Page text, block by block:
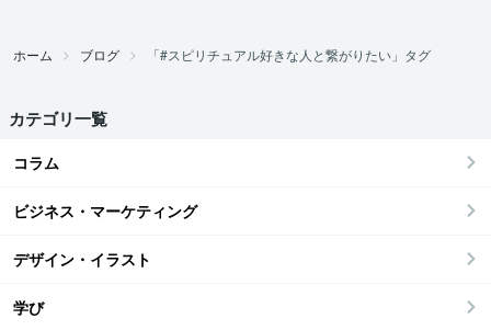
ホーム ブログ 「#スピリチュアル好きな人と繋がりたい」タグ
カテゴリ一覧
コラム
ビジネス・マーケティング
デザイン・イラスト
学び